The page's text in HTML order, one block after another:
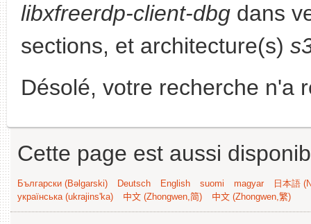
libxfreerdp-client-dbg dans
sections, et architecture(s)
Désolé, votre recherche n'a
Cette page est aussi
Български (Bəlgarski) Deutsch English suomi magyar
日本語
українська (ukrajins'ka)
中文 (Zhongwen,简) 中文 (Zhongwen,繁)